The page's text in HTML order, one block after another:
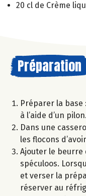
20 cl de Crème
Préparation
Préparer la base
à l’aide d’un pilon.
Dans une
les flocons
Ajouter le beurre
spéculoos.
et verser la
réserver au